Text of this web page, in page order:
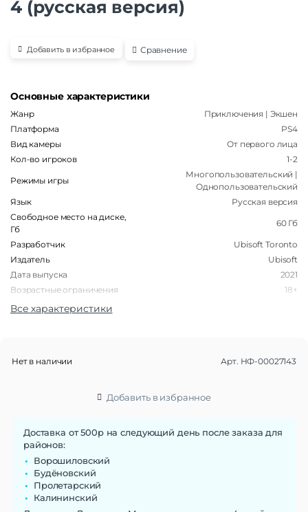
4 (русская версия)
Добавить в избранное Сравнение
Основные характеристики
Жанр
Приключения | Экшен
Платформа
PS4
Вид камеры
От первого лица
Кол-во игроков
1-2
Режимы игры
Многопользовательский |
Однопользовательский
Язык
Русская версия
Свободное место на диске,
Гб
60 Гб
Разработчик
Ubisoft Toronto
Издатель
Ubisoft
Дата выпуска
2021
Возрастные ограничения
18+
Поддержка VR
Все характеристики
Нет в наличии Арт. НФ-00027143
Добавить в избранное
Доставка от 500р на следующий день после заказа для
районов:
Ворошиловский
Будёновский
Пролетарский
Калининский